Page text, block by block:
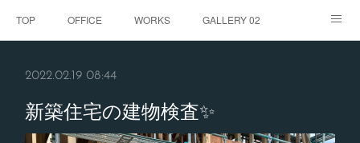
TOP OFFICE WORKS GALLERY 02
2022.02.19 08:44
新築住宅の建物検査✨